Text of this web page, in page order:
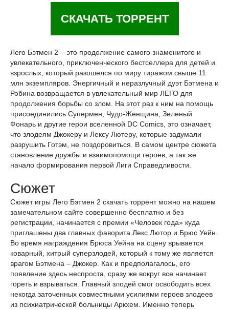
СКАЧАТЬ ТОРРЕНТ
Лего Бэтмен 2 – это продолжение самого знаменитого и
увлекательного, приключенческого бестселлера для детей и
взрослых, который разошелся по миру тиражом свыше 11
млн экземпляров. Энергичный и неразлучный дуэт Бэтмена и
Робина возвращается в увлекательный мир ЛЕГО для
продолжения борьбы со злом. На этот раз к ним на помощь
присоединились Супермен, Чудо-Женщина, Зеленый
Фонарь и другие герои вселенной DC Сomics, это означает,
что злодеям Джокеру и Лексу Лютеру, которые задумали
разрушить Готэм, не поздоровиться. В самом центре сюжета
становление дружбы и взаимопомощи героев, а так же
начало формирования первой Лиги Справедливости.
Сюжет
Сюжет игры Лего Бэтмен 2 скачать торрент можно на нашем
замечательном сайте совершенно бесплатно и без
регистрации, начинается с премии «Человек года» куда
приглашены два главных фаворита Лекс Лютор и Брюс Уейн.
Во время награждения Брюса Уейна на сцену врывается
коварный, хитрый суперзлодей, который к тому же является
врагом Бэтмена – Джокер. Как и предполагалось, его
появление здесь неспроста, сразу же вокруг все начинает
гореть и взрываться. Главный злодей смог освободить всех
некогда заточенных совместными усилиями героев злодеев
из психиатрической больницы Аркхем. Именно теперь